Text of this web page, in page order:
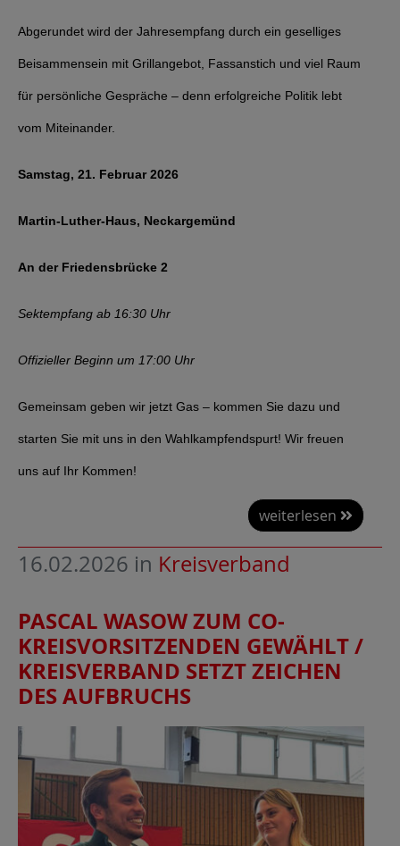
Abgerundet wird der Jahresempfang durch ein geselliges
Beisammensein mit Grillangebot, Fassanstich und viel Raum
für persönliche Gespräche – denn erfolgreiche Politik lebt
vom Miteinander.
Samstag, 21. Februar 2026
Martin-Luther-Haus, Neckargemünd
An der Friedensbrücke 2
Sektempfang ab 16:30 Uhr
Offizieller Beginn um 17:00 Uhr
Gemeinsam geben wir jetzt Gas – kommen Sie dazu und
starten Sie mit uns in den Wahlkampfendspurt! Wir freuen
uns auf Ihr Kommen!
weiterlesen
16.02.2026 in Kreisverband
PASCAL WASOW ZUM CO-
KREISVORSITZENDEN GEWÄHLT /
KREISVERBAND SETZT ZEICHEN
DES AUFBRUCHS